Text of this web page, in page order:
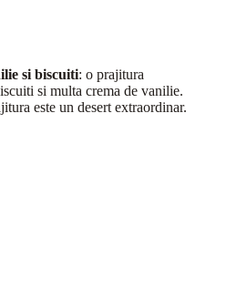
si biscuiti: o prajitura
si multa crema de vanilie.
este un desert extraordinar.